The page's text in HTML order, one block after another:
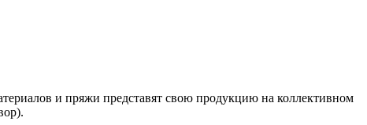
и пряжи представят свою продукцию на коллективном